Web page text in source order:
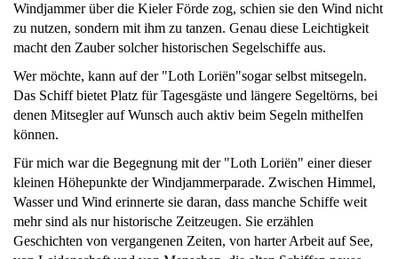
Windjammer über die Kieler Förde zog, schien sie den Wind nicht
zu nutzen, sondern mit ihm zu tanzen. Genau diese Leichtigkeit
macht den Zauber solcher historischen Segelschiffe aus.
Wer möchte, kann auf der "Loth Loriën"sogar selbst mitsegeln.
Das Schiff bietet Platz für Tagesgäste und längere Segeltörns, bei
denen Mitsegler auf Wunsch auch aktiv beim Segeln mithelfen
können.
Für mich war die Begegnung mit der "Loth Loriën" einer dieser
kleinen Höhepunkte der Windjammerparade. Zwischen Himmel,
Wasser und Wind erinnerte sie daran, dass manche Schiffe weit
mehr sind als nur historische Zeitzeugen. Sie erzählen
Geschichten von vergangenen Zeiten, von harter Arbeit auf See,